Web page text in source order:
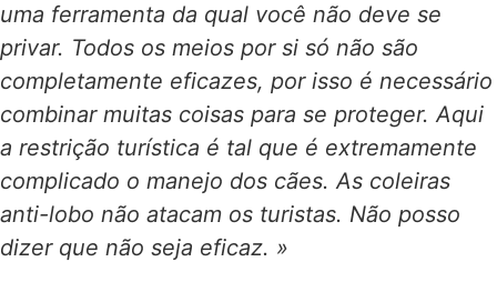
uma ferramenta da qual você não deve se
privar. Todos os meios por si só não são
completamente eficazes, por isso é necessário
combinar muitas coisas para se proteger. Aqui
a restrição turística é tal que é extremamente
complicado o manejo dos cães. As coleiras
anti-lobo não atacam os turistas. Não posso
dizer que não seja eficaz. »